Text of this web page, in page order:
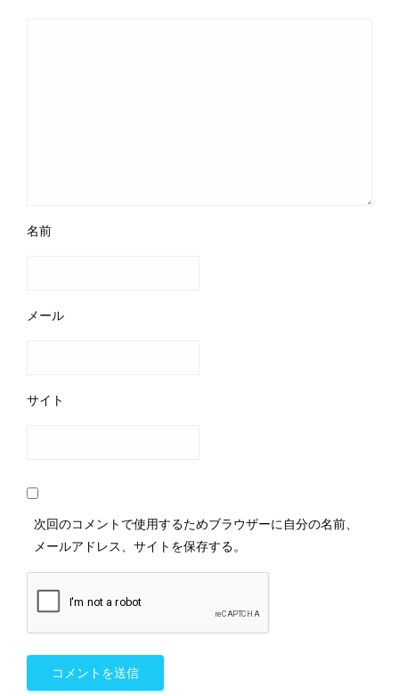
名前
メール
サイト
次回のコメントで使用するためブラウザーに自分の名前、
メールアドレス、サイトを保存する。